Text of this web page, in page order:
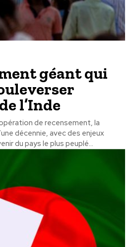
géant qui
l’Inde
de recensement, la
décennie, avec des enjeux
du pays le plus peuplé...